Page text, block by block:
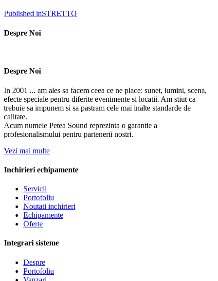
Published inSTRETTO
Despre Noi
Despre Noi
In 2001 ... am ales sa facem ceea ce ne place: sunet, lumini, scena,
efecte speciale pentru diferite evenimente si locatii. Am stiut ca
trebuie sa impunem si sa pastram cele mai inalte standarde de
calitate.
Acum numele Petea Sound reprezinta o garantie a
profesionalismului pentru partenerii nostri.
Vezi mai multe
Inchirieri echipamente
Servicii
Portofoliu
Noutati inchirieri
Echipamente
Oferte
Integrari sisteme
Despre
Portofoliu